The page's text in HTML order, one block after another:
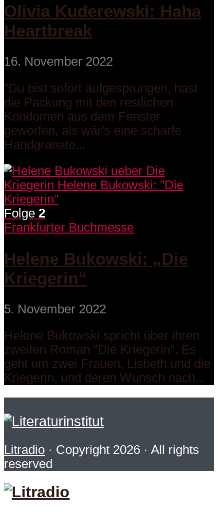
Olivia Kuderewski: Haha
Heartbreak
16. November 2022
"Du bist sofort aufgesprungen, hast
die Packung mit den restlichen
Kondomen aus dem Fenster
geworfen, als wär's eine scharfe
Handgranate...
Folge 2
Frankfurter Buchmesse
Helene Bukowski: „Die
Kriegerin“
5. November 2022
Helene Bukowski spricht über ihren
zweiten Roman "Die Kriegerin". Es
geht um zwei Frauen, Lisbeth und die
Kriegerin, und deren Wunsch nach...
Litradio · Copyright 2026 · All rights
reserved